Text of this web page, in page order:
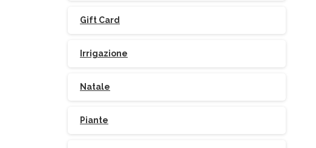
Gift Card
Irrigazione
Natale
Piante